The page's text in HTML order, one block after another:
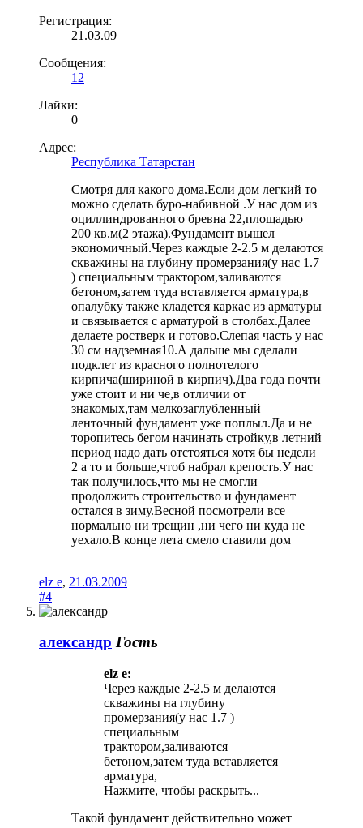
Регистрация:
21.03.09
Сообщения:
12
Лайки:
0
Адрес:
Республика Татарстан
Смотря для какого дома.Если дом легкий то
можно сделать буро-набивной .У нас дом из
оциллиндрованного бревна 22,площадью
200 кв.м(2 этажа).Фундамент вышел
экономичный.Через каждые 2-2.5 м делаются
скважины на глубину промерзания(у нас 1.7
) специальным трактором,заливаются
бетоном,затем туда вставляется арматура,в
опалубку также кладется каркас из арматуры
и связывается с арматурой в столбах.Далее
делаете ростверк и готово.Слепая часть у нас
30 см надземная10.А дальше мы сделали
подклет из красного полнотелого
кирпича(шириной в кирпич).Два года почти
уже стоит и ни че,в отличии от
знакомых,там мелкозаглубленный
ленточный фундамент уже поплыл.Да и не
торопитесь бегом начинать стройку,в летний
период надо дать отстояться хотя бы недели
2 а то и больше,чтоб набрал крепость.У нас
так получилось,что мы не смогли
продолжить строительство и фундамент
остался в зиму.Весной посмотрели все
нормально ни трещин ,ни чего ни куда не
уехало.В конце лета смело ставили дом
elz e, 21.03.2009
#4
александр Гость
elz e:
Через каждые 2-2.5 м делаются
скважины на глубину
промерзания(у нас 1.7 )
специальным
трактором,заливаются
бетоном,затем туда вставляется
арматура,
Нажмите, чтобы раскрыть...
Такой фундамент действительно может